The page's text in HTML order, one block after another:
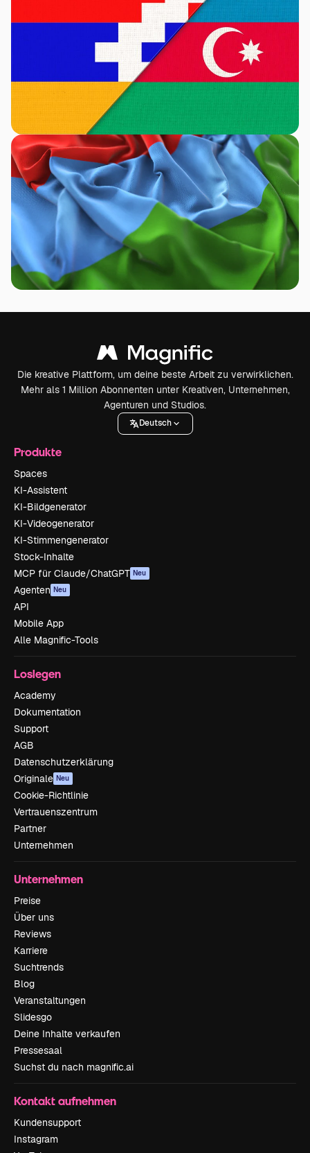
Die kreative Plattform, um deine beste Arbeit zu verwirklichen.
Mehr als 1 Million Abonnenten unter Kreativen, Unternehmen,
Agenturen und Studios.
Deutsch
Produkte
Spaces
KI-Assistent
KI-Bildgenerator
KI-Videogenerator
KI-Stimmengenerator
Stock-Inhalte
MCP für Claude/ChatGPT Neu
Agenten Neu
API
Mobile App
Alle Magnific-Tools
Loslegen
Academy
Dokumentation
Support
AGB
Datenschutzerklärung
Originale Neu
Cookie-Richtlinie
Vertrauenszentrum
Partner
Unternehmen
Unternehmen
Preise
Über uns
Reviews
Karriere
Suchtrends
Blog
Veranstaltungen
Slidesgo
Deine Inhalte verkaufen
Pressesaal
Suchst du nach magnific.ai
Kontakt aufnehmen
Kundensupport
Instagram